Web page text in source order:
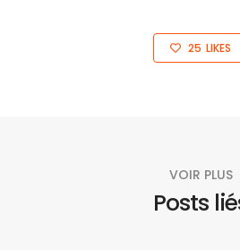
25 LIKES
VOIR PLUS
Posts